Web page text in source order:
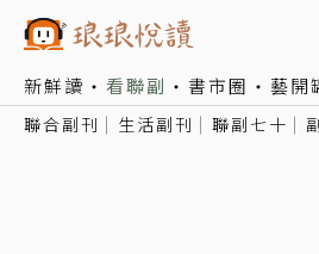
新鮮讀 看聯副 書市圈 藝開
聯合副刊 生活副刊 聯副七十